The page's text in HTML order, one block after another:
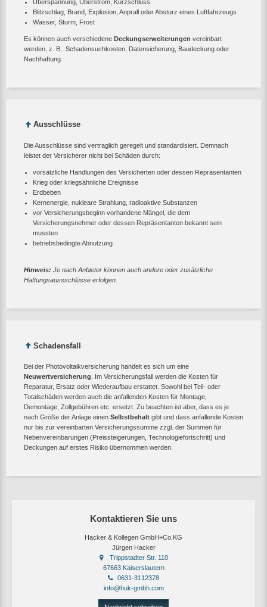
Kontaktieren Sie uns
Hacker & Kollegen GmbH+Co.KG
Jürgen Hacker
Trippstadter Str. 110
67663 Kaiserslautern
0631-3112378
info@huk-gmbh.com
Überspannung, Überstrom, Kurzschluss
Blitzschlag, Brand, Explosion, Anprall oder Absturz eines Luftfahrzeugs
Wasser, Sturm, Frost
Es können auch verschiedene Deckungserweiterungen vereinbart
werden, z. B.: Schadensuchkosten, Datensicherung, Baudeckung oder
Nachhaftung.
Ausschlüsse
Die Ausschlüsse sind vertraglich geregelt und standardisiert. Demnach
leistet der Versicherer nicht bei Schäden durch:
vorsätzliche Handlungen des Versicherten oder dessen Repräsentanten
Krieg oder kriegsähnliche Ereignisse
Erdbeben
Kernenergie, nukleare Strahlung, radioaktive Substanzen
vor Versicherungsbeginn vorhandene Mängel, die dem
Versicherungsnehmer oder dessen Repräsentanten bekannt sein
mussten
betriebsbedingte Abnutzung
Hinweis: Je nach Anbieter können auch andere oder zusätzliche
Haftungsaussschlüsse erfolgen.
Schadensfall
Bei der Photovoltaikversicherung handelt es sich um eine
Neuwertversicherung . Im Versicherungsfall werden die Kosten für
Reparatur, Ersatz oder Wiederaufbau erstattet. Sowohl bei Teil- oder
Totalschäden werden auch die anfallenden Kosten für Montage,
Demontage, Zollgebühren etc. ersetzt. Zu beachten ist aber, dass es je
nach Größe der Anlage einen Selbstbehalt gibt und dass anfallende Kosten
nur bis zur vereinbarten Versicherungssumme zzgl. der Summen für
Nebenvereinbarungen (Preissteigerungen, Technologiefortschritt) und
Deckungen auf erstes Risiko übernommen werden.